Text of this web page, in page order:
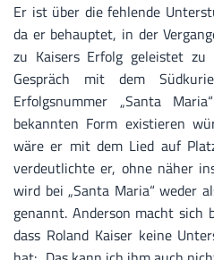
Er ist über die fehlende
da er behauptet, in der
zu Kaisers Erfolg geleistet
Gespräch mit dem
Erfolgsnummer „Santa
bekannten Form existieren
wäre er mit dem Lied auf
verdeutlichte er, ohne näher
wird bei „Santa Maria“ weder
genannt. Anderson macht sich
dass Roland Kaiser keine